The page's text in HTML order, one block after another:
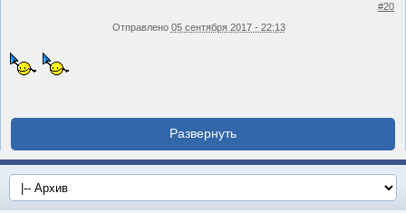
#20
Отправлено 05 сентября 2017 - 22:13